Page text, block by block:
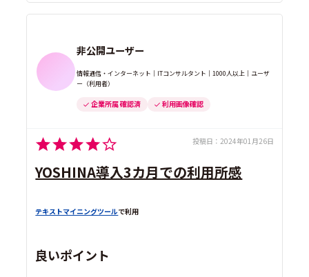
非公開ユーザー
情報通信・インターネット｜ITコンサルタント｜1000人以上｜ユーザ
ー（利用者）
企業所属 確認済 利用画像確認
投稿日： 2024年01月26日
YOSHINA導入3カ月での利用所感
テキストマイニングツールで利用
良いポイント